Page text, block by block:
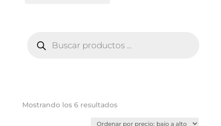
PRODUCTOS
Mostrando los 6 resultadosOrdenado